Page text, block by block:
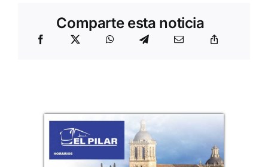
Comparte esta noticia